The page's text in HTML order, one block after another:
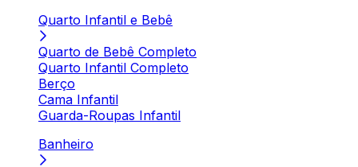
Quarto Infantil e Bebê
Quarto de Bebê Completo
Quarto Infantil Completo
Berço
Cama Infantil
Guarda-Roupas Infantil
Banheiro